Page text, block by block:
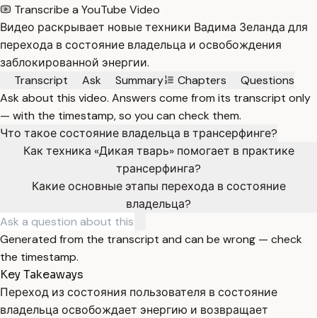
Transcribe a YouTube Video
Видео раскрывает новые техники Вадима Зеланда для
перехода в состояние владельца и освобождения
заблокированной энергии.
Transcript
Ask Summary Chapters
Questions
Ask about this video. Answers come from its transcript only
— with the timestamp, so you can check them.
Что такое состояние владельца в трансерфинге?
Как техника «Дикая тварь» помогает в практике
трансерфинга?
Какие основные этапы перехода в состояние
владельца?
Generated from the transcript and can be wrong — check
the timestamp.
Key Takeaways
Переход из состояния пользователя в состояние
владельца освобождает энергию и возвращает